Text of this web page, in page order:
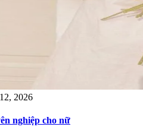
2026
nghiệp cho nữ